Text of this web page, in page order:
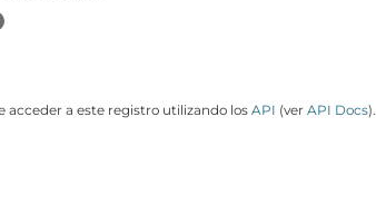
acceder a este registro utilizando los API (ver API Docs).